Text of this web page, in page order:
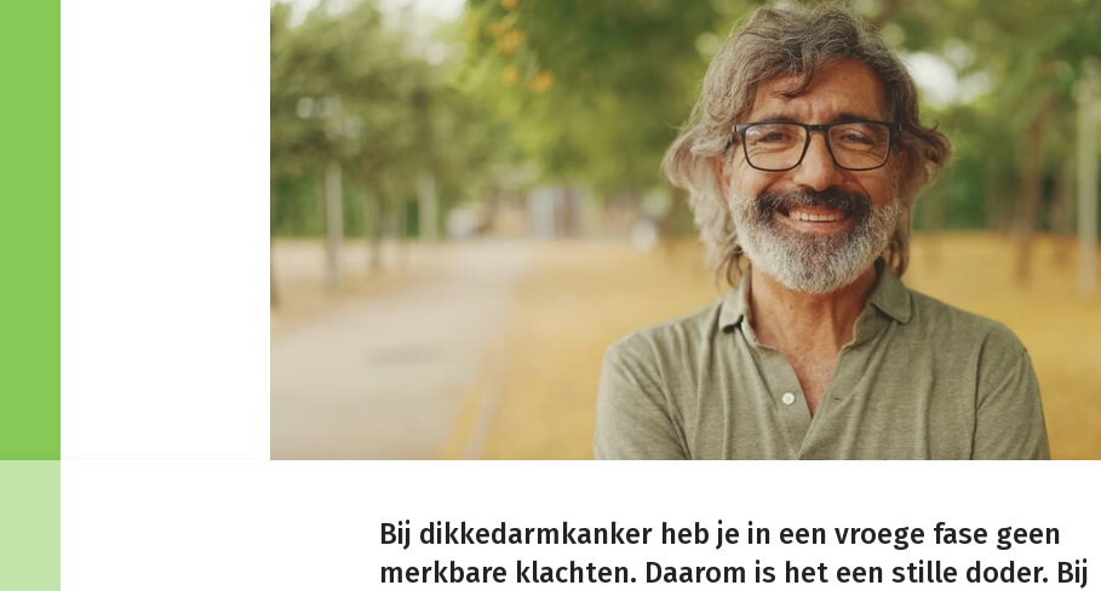
Bij dikkedarmkanker heb je in een vroege fase geen
merkbare klachten. Daarom is het een stille doder. Bij